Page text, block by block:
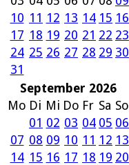
10 11 12 13 14 15 16
17 18 19 20 21 22 23
24 25 26 27 28 29 30
31
September 2026
Mo Di Mi Do Fr Sa So
01 02 03 04 05 06
07 08 09 10 11 12 13
14 15 16 17 18 19 20